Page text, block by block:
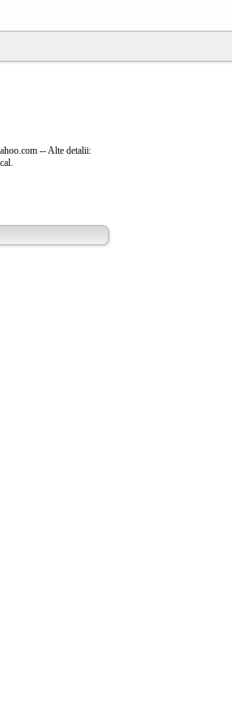
-- Alte detalii: